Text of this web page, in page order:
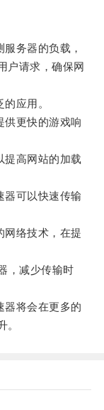
务器的负载，
户请求，确保网
应用。
更快的游戏响
高网站的加载
可以快速传输
络技术，在提
，减少传输时
将会在更多的
。